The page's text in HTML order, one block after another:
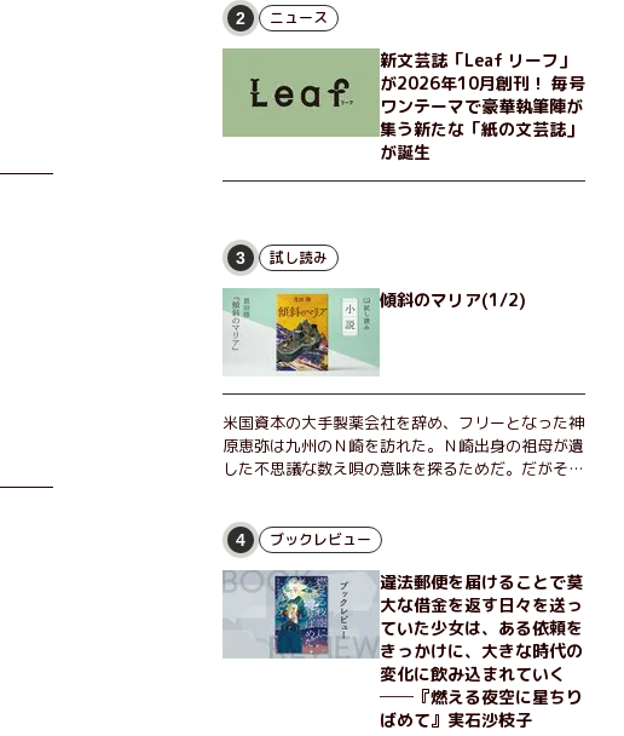
ょっとした贅沢を楽しんだり、近所のおばちゃんの
恋バナを聞いてあげたり、部屋でふたりだけの「台
湾映画祭」を催したり。50代独身、幼なじみの変
わらぬ友情とささやかな幸せの日々を描く。
2 ニュース
新文芸誌「Leaf リーフ」
が2026年10月創刊！ 毎号
ワンテーマで豪華執筆陣が
集う新たな「紙の文芸誌」
が誕生
3 試し読み
傾斜のマリア(1/2)
米国資本の大手製薬会社を辞め、フリーとなった神
原恵弥は九州のＮ崎を訪れた。Ｎ崎出身の祖母が遺
した不思議な数え唄の意味を探るためだ。だがそん
出島で見つかったある物質について博士の意見を聞
きたいという。恵弥は、まるで影のような存在の博
士とまみえることはできるのか？ そして、唄の歌
詞「かたむくマリア」に込められた秘密とは？ 謎
めいたラストが鮮烈な余韻を残すシリーズ第四作！
4 ブックレビュー
違法郵便を届けることで莫
大な借金を返す日々を送っ
ていた少女は、ある依頼を
きっかけに、大きな時代の
変化に飲み込まれていく
──『燃える夜空に星ちり
ばめて』実石沙枝子